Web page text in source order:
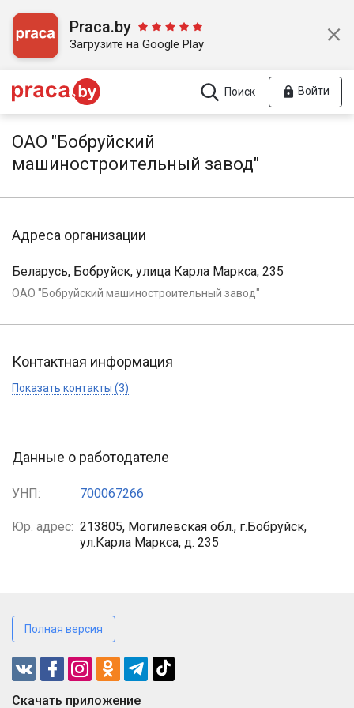
Praca.by
Загрузите на Google Play
Поиск Войти
ОАО "Бобруйский
машиностроительный завод"
Адреса организации
Беларусь, Бобруйск, улица Карла Маркса, 235
ОАО "Бобруйский машиностроительный завод"
Контактная информация
Показать контакты (3)
Данные о работодателе
УНП: 700067266
Юр. адрес: 213805, Могилевская обл., г.Бобруйск,
ул.Карла Маркса, д. 235
Полная версия
Cкачать приложение